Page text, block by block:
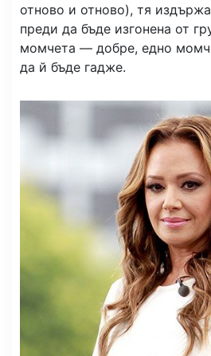
отново и отново), тя
преди да бъде изгонена от
момчета — добре, едно
да й бъде гадже.